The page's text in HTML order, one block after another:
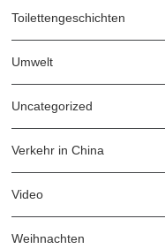
Toilettengeschichten
Umwelt
Uncategorized
Verkehr in China
Video
Weihnachten